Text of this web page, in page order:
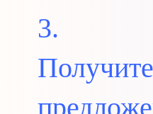
3.
Получите